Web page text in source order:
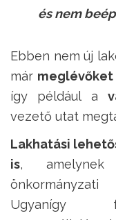
és nem
Ebben nem új
már
így például a
vezető utat
Lakhatási
is,
önkormányzati
Ugyanígy